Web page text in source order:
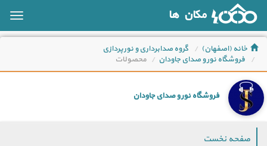
مکان ها
خانه (اصفهان)
گروه صدابرداری و نورپردازی
فروشگاه نور و صدای جاودان
محصولات
فروشگاه نور و صدای جاودان
صفحه نخست